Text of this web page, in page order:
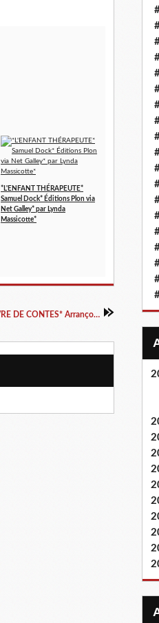
*L'ENFANT THÉRAPEUTE*
Samuel Dock* Éditions Plon via
Net Galley* par Lynda
Massicotte*
*LES CONTES D'ARRANÇOR-LE LIVRE DE CONTES* Arrançor M.D. Florian* Auto-édition* par Martine Lévesque*